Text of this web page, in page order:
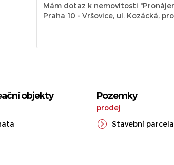
objekty Pozemky
prodej
Stavební parcela